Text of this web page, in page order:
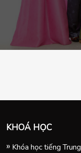
KHOÁ HỌC
Khóa học tiếng Trung